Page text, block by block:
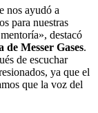
nos ayudó a
para nuestras
destacó
Messer Gases.
de escuchar
ya que el
que la voz del